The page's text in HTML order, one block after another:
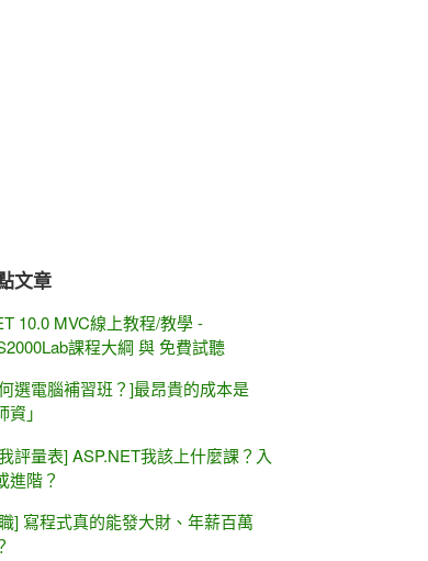
文章
10.0 MVC線上教程/教學 -
課程大綱 與 免費試聽
選電腦補習班？]最昂貴的成本是
資」
評量表] ASP.NET我該上什麼課？入
進階？
] 寫程式真的能發大財、年薪百萬